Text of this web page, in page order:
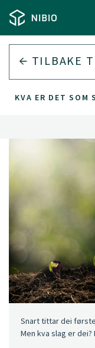
TILBAKE
KVA ER DET SOM
Snart tittar dei
Men kva slag er